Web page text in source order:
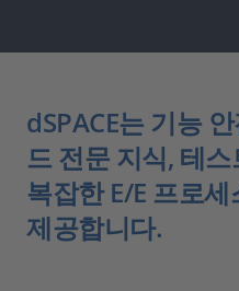
dSPACE는 기능
드 전문 지식, 테
복잡한 E/E 프로
제공합니다.